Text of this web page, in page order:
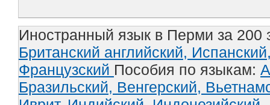
Иностранный язык в Перми за 200
Британский английский,
Французский Пособия по языкам:
Бразильский, Венгерский,